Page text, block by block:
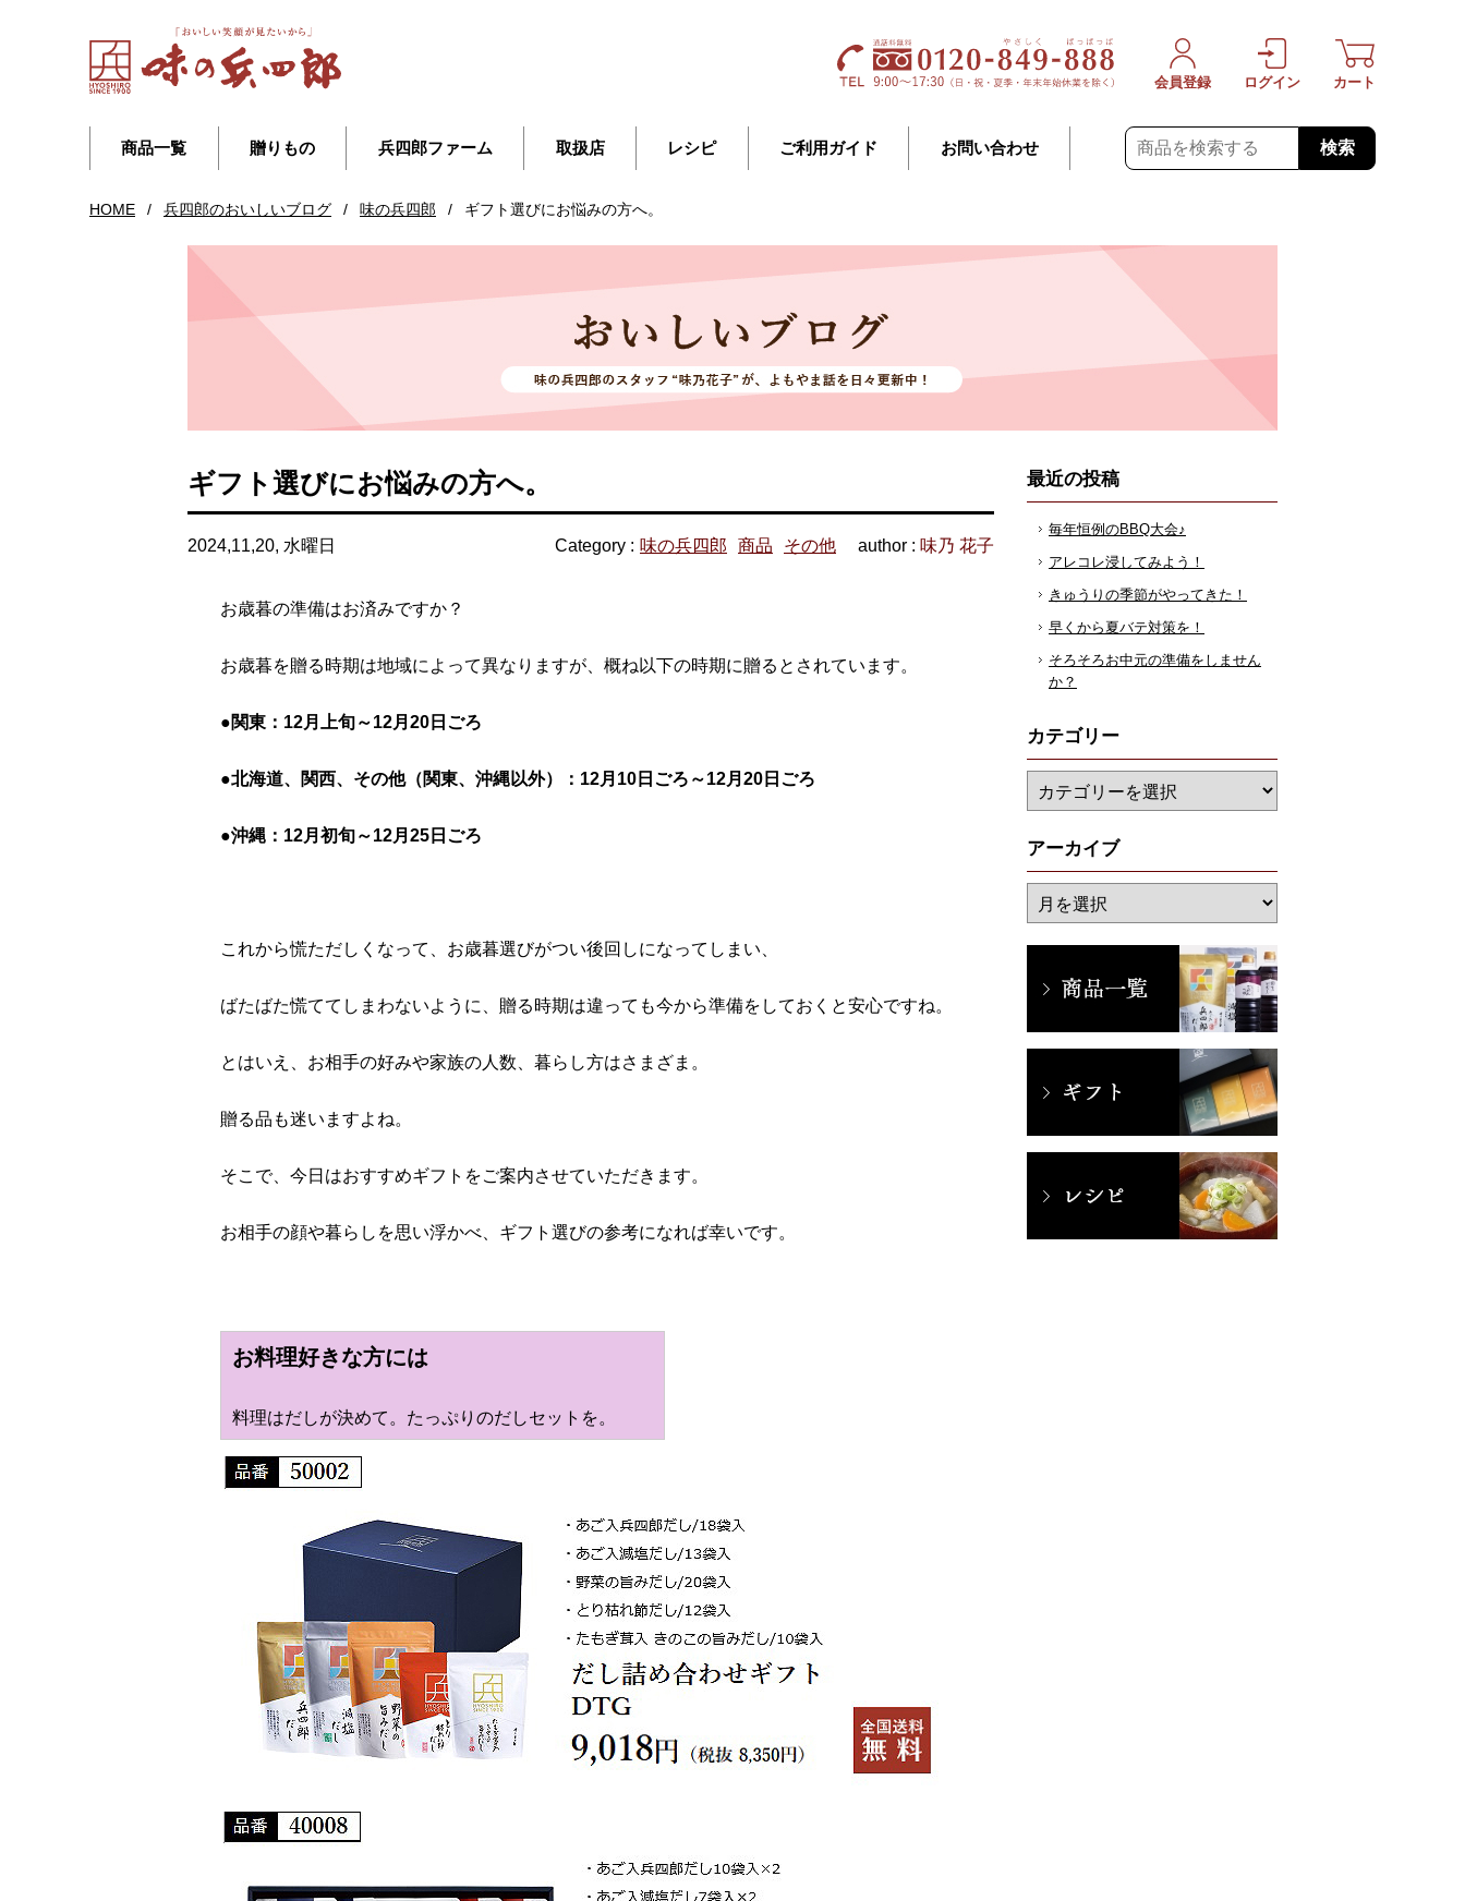
商品一覧 贈りもの 兵四郎ファーム 取扱店 レシピ ご利用ガイド お問い合わせ 検索
会員登録 ログイン カート
HOME / 兵四郎のおいしいブログ / 味の兵四郎 / ギフト選びにお悩みの方へ。
ギフト選びにお悩みの方へ。
2024,11,20, 水曜日 Category : 味の兵四郎 商品 その他 author : 味乃 花子
お歳暮の準備はお済みですか？
お歳暮を贈る時期は地域によって異なりますが、概ね以下の時期に贈るとされています。
●関東：12月上旬～12月20日ごろ
●北海道、関西、その他（関東、沖縄以外）：12月10日ごろ～12月20日ごろ
●沖縄：12月初旬～12月25日ごろ
これから慌ただしくなって、お歳暮選びがつい後回しになってしまい、
ばたばた慌ててしまわないように、贈る時期は違っても今から準備をしておくと安心ですね。
とはいえ、お相手の好みや家族の人数、暮らし方はさまざま。
贈る品も迷いますよね。
そこで、今日はおすすめギフトをご案内させていただきます。
お相手の顔や暮らしを思い浮かべ、ギフト選びの参考になれば幸いです。
お料理好きな方には
料理はだしが決めて。たっぷりのだしセットを。
最近の投稿
毎年恒例のBBQ大会♪
アレコレ浸してみよう！
きゅうりの季節がやってきた！
早くから夏バテ対策を！
そろそろお中元の準備をしません
か？
カテゴリー
アーカイブ